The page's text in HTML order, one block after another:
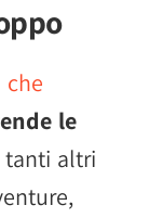
che
le
tanti altri